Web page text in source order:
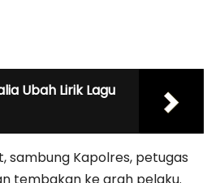
Ubah Lirik Lagu
sambung Kapolres, petugas